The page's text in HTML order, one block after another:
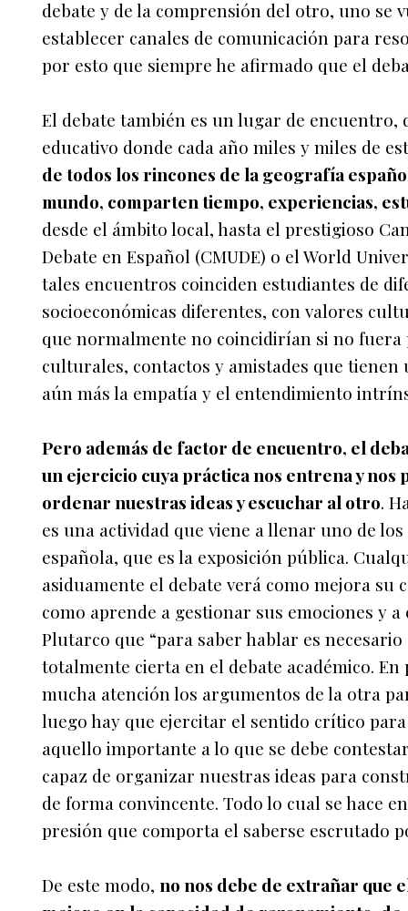
debate y de la comprensión del otro, uno se
establecer canales de comunicación para
por esto que siempre he afirmado que el
El debate también es un lugar de encuentro,
educativo donde cada año miles y miles de
de todos los rincones de la geografía
mundo, comparten tiempo, experiencias,
desde el ámbito local, hasta el prestigioso
Debate en Español (CMUDE) o el World
tales encuentros coinciden estudiantes de
socioeconómicas diferentes, con valores
que normalmente no coincidirían si no
culturales, contactos y amistades que
aún más la empatía y el entendimiento
Pero además de factor de encuentro, el
un ejercicio cuya práctica nos entrena y
ordenar nuestras ideas y escuchar al otro.
es una actividad que viene a llenar uno de
española, que es la exposición pública.
asiduamente el debate verá como mejora su
como aprende a gestionar sus emociones y
Plutarco que “para saber hablar es
totalmente cierta en el debate académico.
mucha atención los argumentos de la otra
luego hay que ejercitar el sentido crítico
aquello importante a lo que se debe
capaz de organizar nuestras ideas para
de forma convincente. Todo lo cual se hace
presión que comporta el saberse escrutado
De este modo, no nos debe de extrañar que